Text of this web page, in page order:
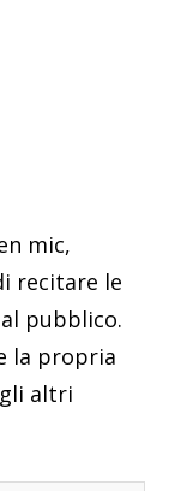
mic,
recitare le
pubblico.
la propria
altri